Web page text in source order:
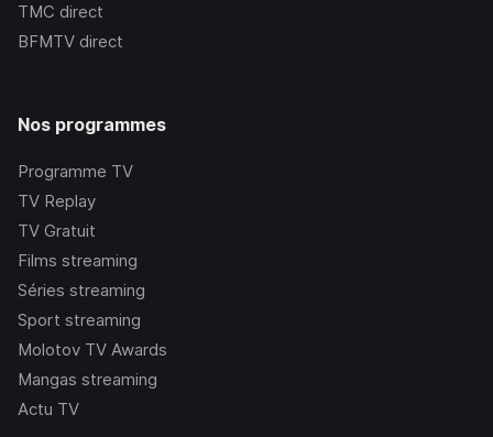
TMC direct
BFMTV direct
Nos programmes
Programme TV
TV Replay
TV Gratuit
Films streaming
Séries streaming
Sport streaming
Molotov TV Awards
Mangas streaming
Actu TV